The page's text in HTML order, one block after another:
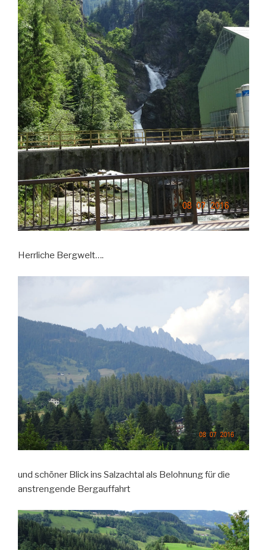
Herrliche Bergwelt….
und schöner Blick ins Salzachtal als Belohnung für die
anstrengende Bergauffahrt